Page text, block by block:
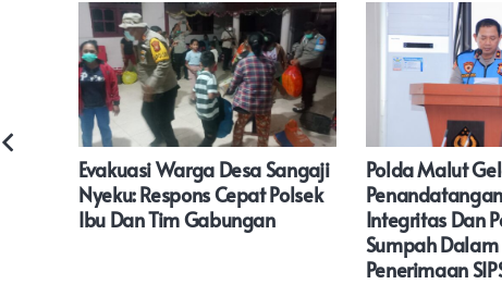
Evakuasi Warga Desa Sangaji
Nyeku: Respons Cepat Polsek
Ibu Dan Tim Gabungan
Polda Malut
Integritas Dan
Sumpah Dalam
Penerimaan